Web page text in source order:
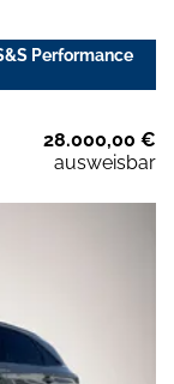
Performance
28.000,00 €
ausweisbar